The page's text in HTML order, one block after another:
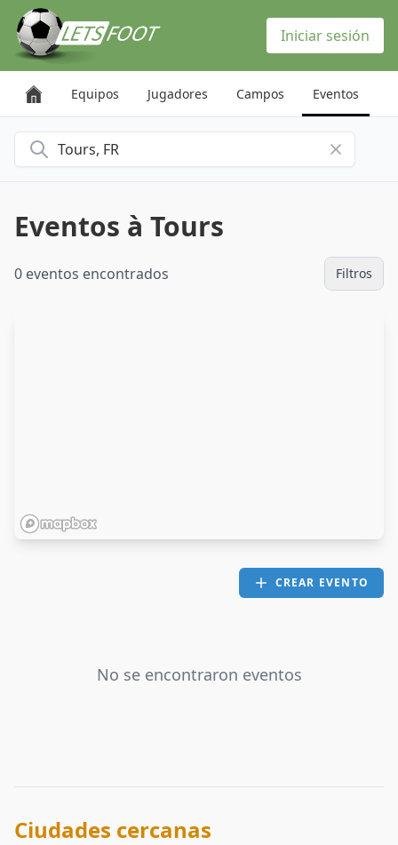
Iniciar sesión
Equipos Jugadores Campos Eventos
Buscar una ciudad
Eventos à Tours
0 eventos encontrados Filtros
CREAR EVENTO
No se encontraron eventos
Ciudades cercanas
Panel de gestión de cookies